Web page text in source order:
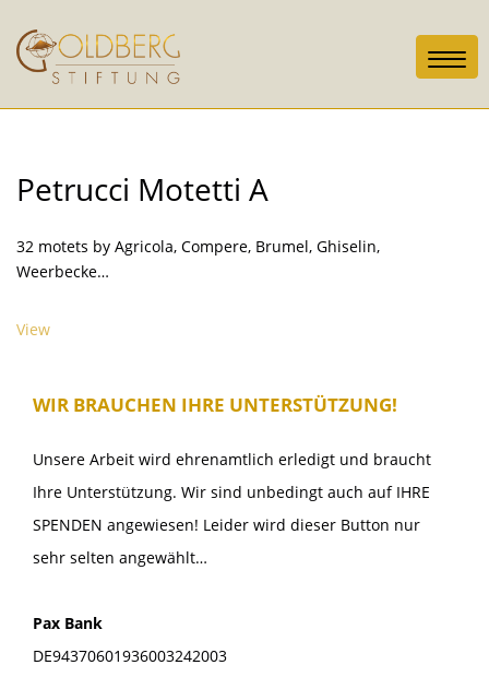
Petrucci Motetti A
32 motets by Agricola, Compere, Brumel, Ghiselin,
Weerbecke…
View
WIR BRAUCHEN IHRE UNTERSTÜTZUNG!
Unsere Arbeit wird ehrenamtlich erledigt und braucht
Ihre Unterstützung. Wir sind unbedingt auch auf IHRE
SPENDEN angewiesen! Leider wird dieser Button nur
sehr selten angewählt…
Pax Bank
DE94370601936003242003